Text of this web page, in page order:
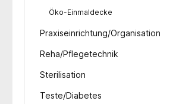
Öko-Einmaldecke
Praxiseinrichtung/Organisation
Reha/Pflegetechnik
Sterilisation
Teste/Diabetes